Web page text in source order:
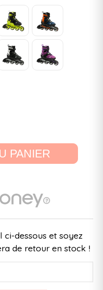
PANIER
ci-dessous et soyez
de retour en stock !